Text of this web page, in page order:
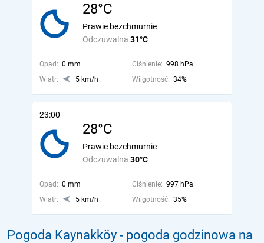
28°C
Odczuwalna 31°C
Prawie bezchmurnie
Opad: 0 mm Ciśnienie: 998 hPa
Wiatr:
5 km/h Wilgotność: 34%
23:00
28°C
Odczuwalna 30°C
Prawie bezchmurnie
Opad: 0 mm Ciśnienie: 997 hPa
Wiatr:
5 km/h Wilgotność: 35%
Pogoda Kaynakköy - pogoda godzinowa na